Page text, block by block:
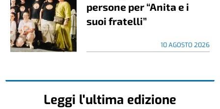
persone per “Anita e i
suoi fratelli”
10 AGOSTO 2026
Leggi l'ultima edizione